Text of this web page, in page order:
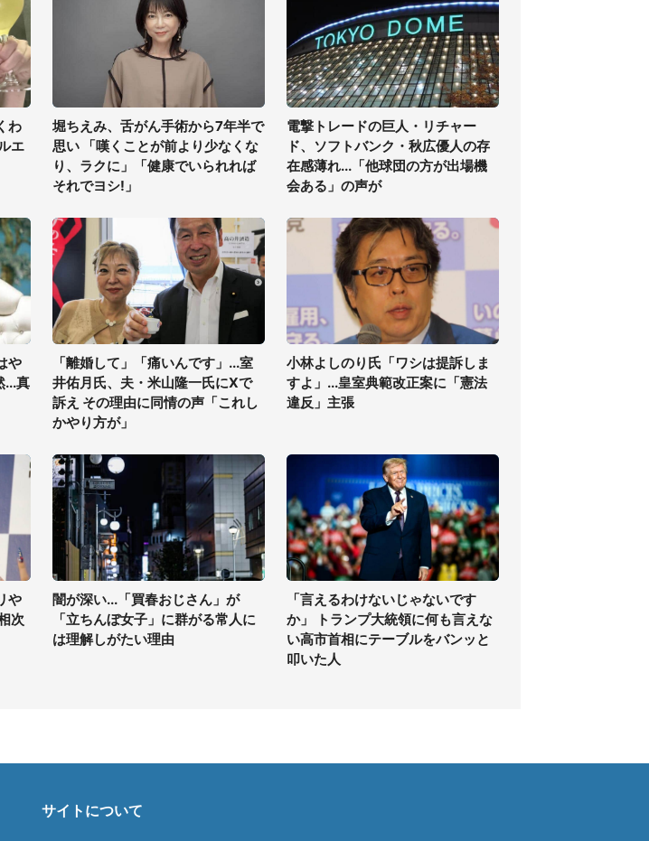
わ
エ
堀ちえみ、舌がん手術から7年半で
思い 「嘆くことが前より少なくな
り、ラクに」「健康でいられれば
それでヨシ!」
電撃トレードの巨人・リチャー
ド、ソフトバンク・秋広優人の存
在感薄れ...「他球団の方が出場機
会ある」の声が
や
...真
「離婚して」「痛いんです」...室
井佑月氏、夫・米山隆一氏にXで
訴え その理由に同情の声「これし
かやり方が」
小林よしのり氏「ワシは提訴しま
すよ」...皇室典範改正案に「憲法
違反」主張
や
次
闇が深い...「買春おじさん」が
「立ちんぼ女子」に群がる常人に
は理解しがたい理由
「言えるわけないじゃないです
か」 トランプ大統領に何も言えな
い高市首相にテーブルをバンッと
叩いた人
サイトについて